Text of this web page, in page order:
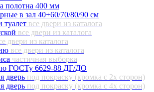
полотна 400 мм
в зал 40+60/70/80/90 см
туалет все двери из каталога
все двери из каталога
двери из каталога
все двери из каталога
частичная выборка
ГОСТу 6629-88 ДГ/ДО
дверь под покраску (кромка с 2х сторон)
дверь под покраску (кромка с 4х сторон)